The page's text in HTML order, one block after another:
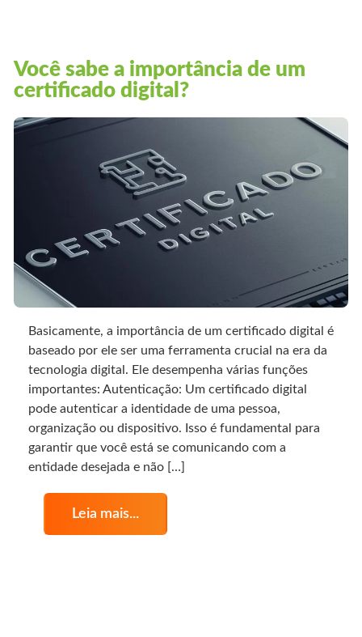
Você sabe a importância de um
certificado digital?
Basicamente, a importância de um certificado digital é
baseado por ele ser uma ferramenta crucial na era da
tecnologia digital. Ele desempenha várias funções
importantes: Autenticação: Um certificado digital
pode autenticar a identidade de uma pessoa,
organização ou dispositivo. Isso é fundamental para
garantir que você está se comunicando com a
entidade desejada e não […]
Leia mais...